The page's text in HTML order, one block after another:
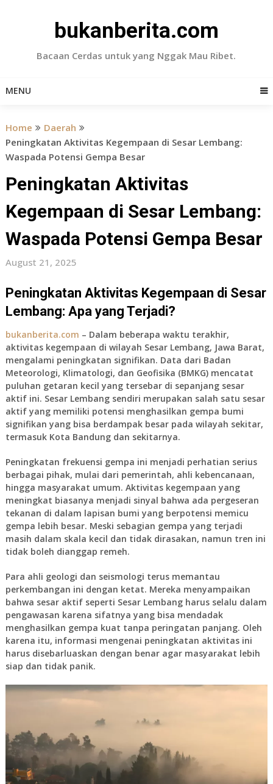
bukanberita.com
Bacaan Cerdas untuk yang Nggak Mau Ribet.
MENU
Home
Daerah
Peningkatan Aktivitas Kegempaan di Sesar Lembang:
Waspada Potensi Gempa Besar
Peningkatan Aktivitas
Kegempaan di Sesar Lembang:
Waspada Potensi Gempa Besar
August 21, 2025
Peningkatan Aktivitas Kegempaan di Sesar
Lembang: Apa yang Terjadi?
bukanberita.com – Dalam beberapa waktu terakhir,
aktivitas kegempaan di wilayah Sesar Lembang, Jawa Barat,
mengalami peningkatan signifikan. Data dari Badan
Meteorologi, Klimatologi, dan Geofisika (BMKG) mencatat
puluhan getaran kecil yang tersebar di sepanjang sesar
aktif ini. Sesar Lembang sendiri merupakan salah satu sesar
aktif yang memiliki potensi menghasilkan gempa bumi
signifikan yang bisa berdampak besar pada wilayah sekitar,
termasuk Kota Bandung dan sekitarnya.
Peningkatan frekuensi gempa ini menjadi perhatian serius
berbagai pihak, mulai dari pemerintah, ahli kebencanaan,
hingga masyarakat umum. Aktivitas kegempaan yang
meningkat biasanya menjadi sinyal bahwa ada pergeseran
tekanan di dalam lapisan bumi yang berpotensi memicu
gempa lebih besar. Meski sebagian gempa yang terjadi
masih dalam skala kecil dan tidak dirasakan, namun tren ini
tidak boleh dianggap remeh.
Para ahli geologi dan seismologi terus memantau
perkembangan ini dengan ketat. Mereka menyampaikan
bahwa sesar aktif seperti Sesar Lembang harus selalu dalam
pengawasan karena sifatnya yang bisa mendadak
menghasilkan gempa kuat tanpa peringatan panjang. Oleh
karena itu, informasi mengenai peningkatan aktivitas ini
harus disebarluaskan dengan benar agar masyarakat lebih
siap dan tidak panik.